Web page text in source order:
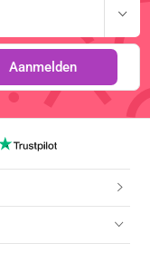
Aanmelden